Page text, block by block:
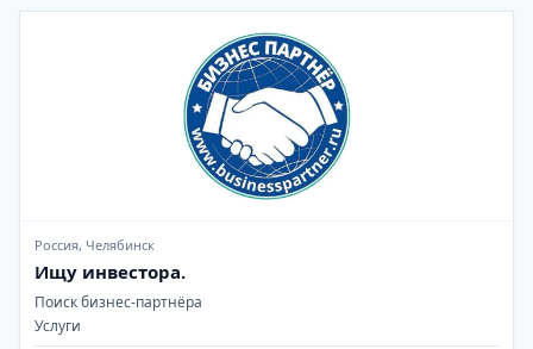
Россия, Челябинск
Ищу инвестора.
Поиск бизнес-партнёра
Услуги